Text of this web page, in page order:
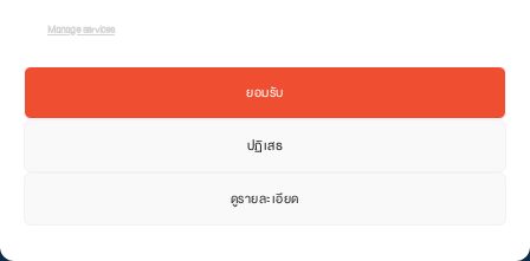
Manage services
ยอมรับ
ปฏิเสธ
ดูรายละเอียด
เงื่อนไขการใช้บริการ
นโยบายความเป็นส่วนตัว
Q-CHANG Retails